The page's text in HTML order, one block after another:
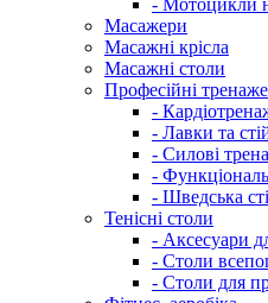
- Мотоцикли
Масажери
Масажні крісла
Масажні столи
Професійні
-
- Лавки та
- Силові
-
- Шведська
Тенісні столи
- Аксесуари
- Столи
- Столи для